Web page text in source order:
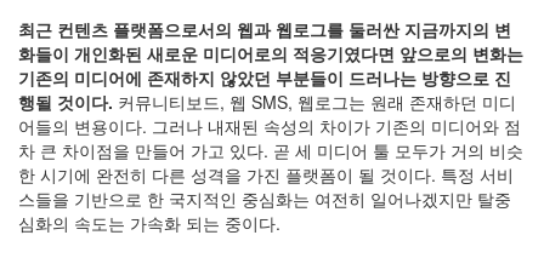
최근 컨텐츠 플랫폼으로서의 웹과 웹로그를 둘러싼 지금까지의 변
화들이 개인화된 새로운 미디어로의 적응기였다면 앞으로의 변화는
기존의 미디어에 존재하지 않았던 부분들이 드러나는 방향으로 진
행될 것이다. 커뮤니티보드, 웹 SMS, 웹로그는 원래 존재하던 미디
어들의 변용이다. 그러나 내재된 속성의 차이가 기존의 미디어와 점
차 큰 차이점을 만들어 가고 있다. 곧 세 미디어 툴 모두가 거의 비슷
한 시기에 완전히 다른 성격을 가진 플랫폼이 될 것이다. 특정 서비
스들을 기반으로 한 국지적인 중심화는 여전히 일어나겠지만 탈중
심화의 속도는 가속화 되는 중이다.
려
웹
브
저
클
레
로